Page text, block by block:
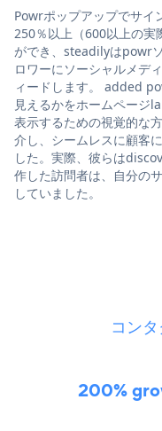
Powrポップアップでサ
250％以上（600以上の実
ができ、steadilyはpowr
ロワーにソーシャルメデ
ィードします。 added
見えるかをホームページ
表示するための視覚的な
介し、シームレスに顧客
した。実際、彼らは
作した訪問者は、自分の
していました。
コン
200%